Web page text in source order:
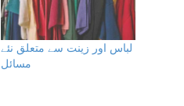
لباس اور زینت سے متعلق نئے
مسائل